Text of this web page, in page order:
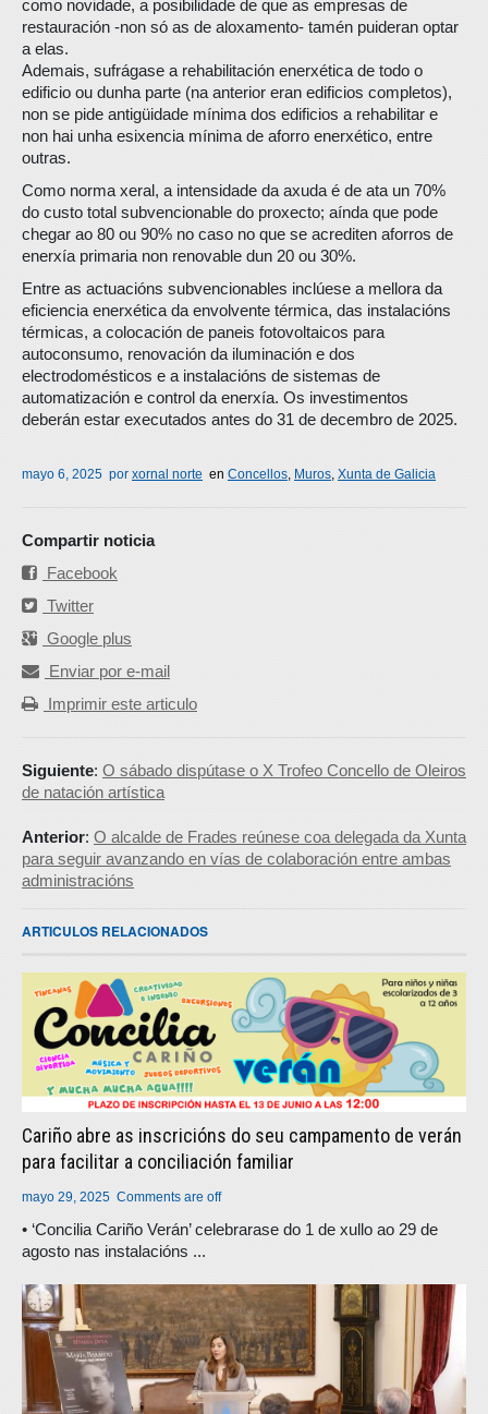
como novidade, a posibilidade de que as empresas de
restauración -non só as de aloxamento- tamén puideran optar
a elas.
Ademais, sufrágase a rehabilitación enerxética de todo o
edificio ou dunha parte (na anterior eran edificios completos),
non se pide antigüidade mínima dos edificios a rehabilitar e
non hai unha esixencia mínima de aforro enerxético, entre
outras.
Como norma xeral, a intensidade da axuda é de ata un 70%
do custo total subvencionable do proxecto; aínda que pode
chegar ao 80 ou 90% no caso no que se acrediten aforros de
enerxía primaria non renovable dun 20 ou 30%.
Entre as actuacións subvencionables inclúese a mellora da
eficiencia enerxética da envolvente térmica, das instalacións
térmicas, a colocación de paneis fotovoltaicos para
autoconsumo, renovación da iluminación e dos
electrodomésticos e a instalacións de sistemas de
automatización e control da enerxía. Os investimentos
deberán estar executados antes do 31 de decembro de 2025.
mayo 6, 2025 por xornal norte en Concellos, Muros, Xunta de Galicia
Compartir noticia
Facebook
Twitter
Google plus
Enviar por e-mail
Imprimir este articulo
Siguiente: O sábado dispútase o X Trofeo Concello de Oleiros
de natación artística
Anterior: O alcalde de Frades reúnese coa delegada da Xunta
para seguir avanzando en vías de colaboración entre ambas
administracións
ARTICULOS RELACIONADOS
Cariño abre as inscricións do seu campamento de verán
para facilitar a conciliación familiar
mayo 29, 2025 Comments are off
• ‘Concilia Cariño Verán’ celebrarase do 1 de xullo ao 29 de
agosto nas instalacións ...